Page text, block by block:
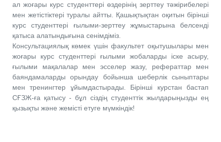
ал жоғары курс студенттері өздерінің зерттеу тәжірибелері
мен жетістіктері туралы айтты. Қашықтықтан оқитын бірінші
курс студенттері ғылыми-зерттеу жұмыстарына белсенді
қатыса алатындығына сенімдіміз.
Консультациялық көмек үшін факультет оқытушылары мен
жоғары курс студенттері ғылыми жобаларды іске асыру,
ғылыми мақалалар мен эсселер жазу, рефераттар мен
баяндамаларды орындау бойынша шеберлік сыныптары
мен тренингтер ұйымдастырады. Бірінші курстан бастап
СҒЗЖ-ға қатысу - бұл сіздің студенттік жылдарыңызды ең
қызықты және жемісті етуге мүмкіндік!